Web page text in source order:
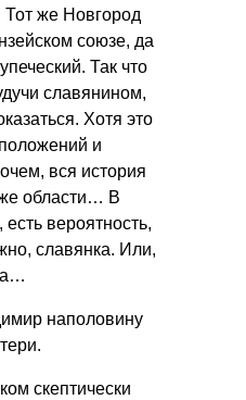
Тот же Новгород
союзе, да
Так что
славянином,
Хотя это
и
вся история
области… В
вероятность,
славянка. Или,
наполовину
скептически